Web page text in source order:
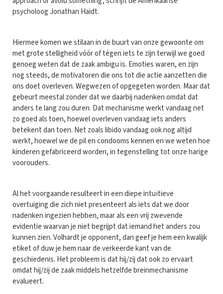
psycholoog Jonathan Haidt.
Hiermee komen we stilaan in de buurt van onze gewoonte om
met grote stelligheid vóór of tégen iets te zijn terwijl we goed
genoeg weten dat de zaak ambigu is. Emoties waren, en zijn
nog steeds, de motivatoren die ons tot die actie aanzetten die
ons doet overleven. Wegwezen of opgegeten worden. Maar dat
gebeurt meestal zonder dat we daarbij nadenken omdat dat
anders te lang zou duren. Dat mechanisme werkt vandaag net
zo goed als toen, hoewel overleven vandaag iets anders
betekent dan toen. Net zoals libido vandaag ook nog altijd
werkt, hoewel we de pil en condooms kennen en we weten hoe
kinderen gefabriceerd worden, in tegenstelling tot onze harige
voorouders.
Al het voorgaande resulteert in een diepe intuïtieve
overtuiging die zich niet presenteert als iets dat we door
nadenken ingezien hebben, maar als een vrij zwevende
evidentie waarvan je niet begrijpt dat iemand het anders zou
kunnen zien. Volhardt je opponent, dan geef je hem een kwalijk
etiket of duw je hem naar de verkeerde kant van de
geschiedenis. Het probleem is dat hij/zij dat ook zo ervaart
omdat hij/zij de zaak middels hetzelfde breinmechanisme
evalueert.